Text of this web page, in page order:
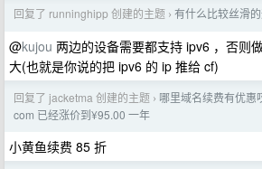
回复了 runninghipp 创建的主题 › 有什么比较丝滑
@kujou 两边的设备需要都支持 ipv6 ，否则
大(也就是你说的把 ipv6 的 ip 推给 cf)
回复了 jacketma 创建的主题 › 哪里域名续费有优惠
com 已经涨价到¥95.00 一年
小黄鱼续费 85 折